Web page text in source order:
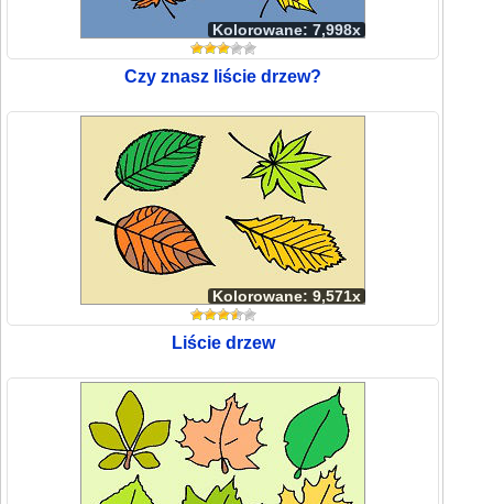
Kolorowane: 7,998x
Czy znasz liście drzew?
Kolorowane: 9,571x
Liście drzew